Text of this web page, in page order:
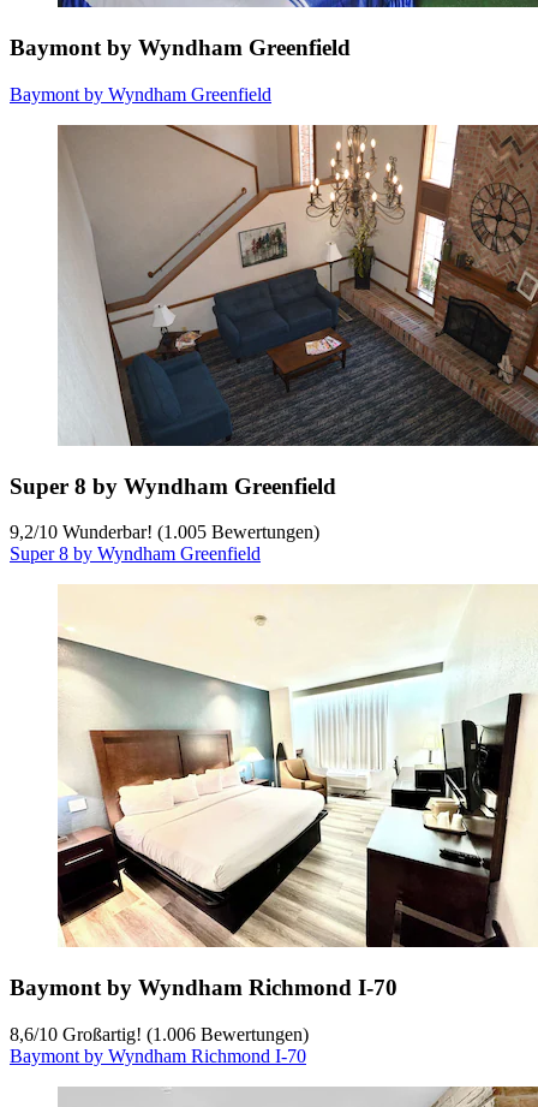
Baymont by Wyndham Greenfield
Baymont by Wyndham Greenfield
Super 8 by Wyndham Greenfield
9,2/10 Wunderbar! (1.005 Bewertungen)
Super 8 by Wyndham Greenfield
Baymont by Wyndham Richmond I-70
8,6/10 Großartig! (1.006 Bewertungen)
Baymont by Wyndham Richmond I-70